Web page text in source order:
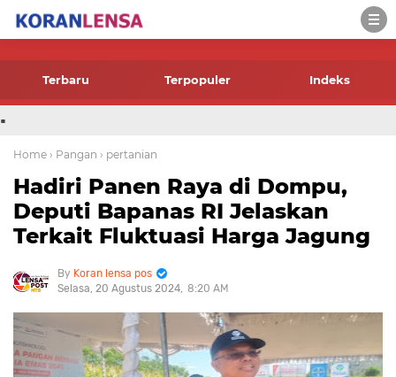
-->
Terbaru Terpopuler Indeks
.
Home › Pangan › pertanian
Hadiri Panen Raya di Dompu,
Deputi Bapanas RI Jelaskan
Terkait Fluktuasi Harga Jagung
Koran lensa pos
Selasa, 20 Agustus 2024 8:20 AM